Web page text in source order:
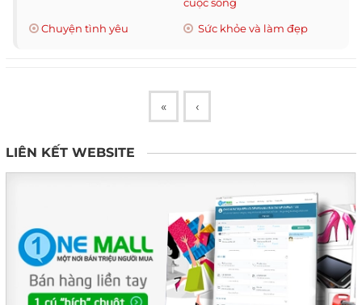
Chuyện tình yêu
Sức khỏe và làm đẹp
« ‹
LIÊN KẾT WEBSITE